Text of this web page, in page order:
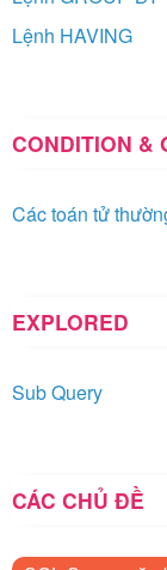
Lệnh HAVING
CONDITION &
Các toán tử
EXPLORED
Sub Query
CÁC CHỦ ĐỀ